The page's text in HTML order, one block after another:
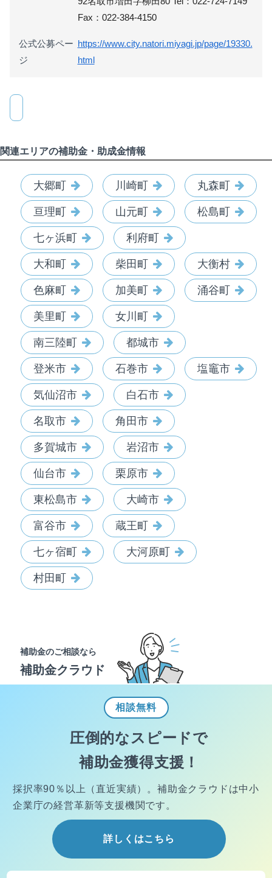
Fax：022-384-4150
公式公募ペー
ジ
https://www.city.natori.miyagi.jp/page/19330.
html
関連エリアの補助金・助成金情報
大郷町 川崎町 丸森町
亘理町 山元町 松島町
七ヶ浜町 利府町
大和町 柴田町 大衡村
色麻町 加美町 涌谷町
美里町 女川町
南三陸町 都城市
登米市 石巻市 塩竈市
気仙沼市 白石市
名取市 角田市
多賀城市 岩沼市
仙台市 栗原市
東松島市 大崎市
富谷市 蔵王町
七ヶ宿町 大河原町
村田町
補助金のご相談なら
補助金クラウド
相談無料
圧倒的なスピードで
補助金獲得支援！
採択率90％以上（直近実績）。 補助金クラウドは中小
企業庁の経営革新等支援機関です。
詳しくはこちら